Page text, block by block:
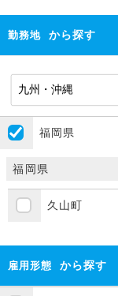
勤務地 から探す
福岡県
福岡県
久山町
雇用形態 から探す